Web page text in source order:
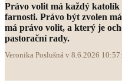
Právo volit má každý katolík
farnosti. Právo být zvolen
má právo volit, a který je
pastorační rady.
Veronika Poslušná v 8.6.2026